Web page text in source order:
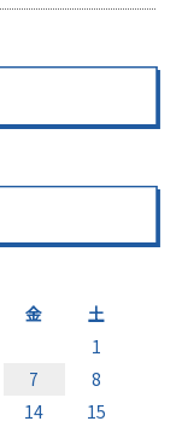
金
土
1
7
8
14 15